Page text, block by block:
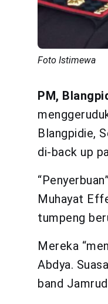
Foto Istimewa
PM,
Blangpidie,
di-back up
Muhayat
tumpeng
Mereka
Abdya.
band